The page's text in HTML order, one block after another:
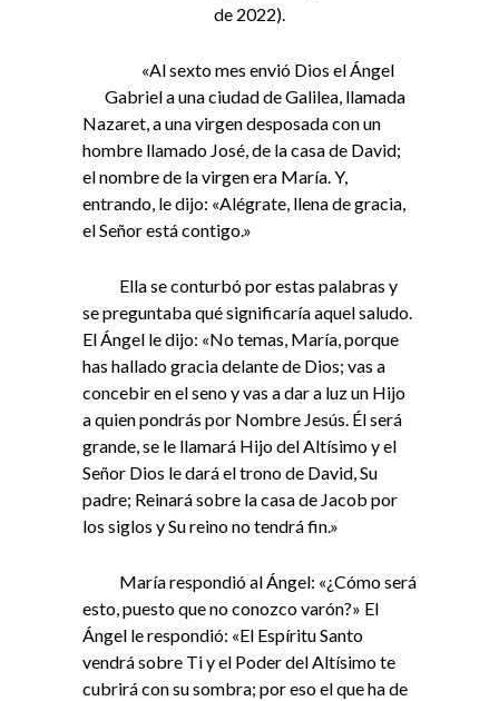
de 2022).
«Al sexto mes envió Dios el Ángel
Gabriel a una ciudad de Galilea, llamada
Nazaret, a una virgen desposada con un
hombre llamado José, de la casa de David;
el nombre de la virgen era María. Y,
entrando, le dijo: «Alégrate, llena de gracia,
el Señor está contigo.»
Ella se conturbó por estas palabras y
se preguntaba qué significaría aquel saludo.
El Ángel le dijo: «No temas, María, porque
has hallado gracia delante de Dios; vas a
concebir en el seno y vas a dar a luz un Hijo
a quien pondrás por Nombre Jesús. Él será
grande, se le llamará Hijo del Altísimo y el
Señor Dios le dará el trono de David, Su
padre; Reinará sobre la casa de Jacob por
los siglos y Su reino no tendrá fin.»
María respondió al Ángel: «¿Cómo será
esto, puesto que no conozco varón?» El
Ángel le respondió: «El Espíritu Santo
vendrá sobre Ti y el Poder del Altísimo te
cubrirá con su sombra; por eso el que ha de